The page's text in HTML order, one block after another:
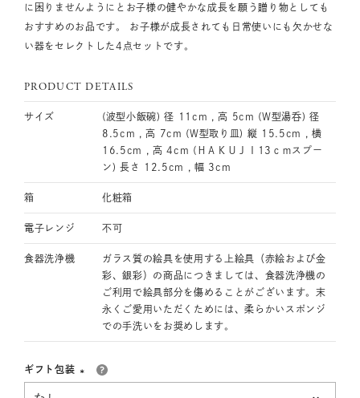
に困りませんようにとお子様の健やかな成長を願う贈り物としても
おすすめのお品です。 お子様が成長されても日常使いにも欠かせな
い器をセレクトした4点セットです。
PRODUCT DETAILS
サイズ
(波型小飯碗) 径 11cm , 高 5cm (W型湯呑) 径
8.5cm , 高 7cm (W型取り皿) 縦 15.5cm , 横
16.5cm , 高 4cm (ＨＡＫＵＪＩ13ｃｍスプー
ン) 長さ 12.5cm , 幅 3cm
箱 化粧箱
電子レンジ 不可
食器洗浄機
ガラス質の絵具を使用する上絵具（赤絵および金
彩、銀彩）の商品につきましては、食器洗浄機の
ご利用で絵具部分を傷めることがございます。末
永くご愛用いただくためには、柔らかいスポンジ
での手洗いをお奨めします。
ギフト包装